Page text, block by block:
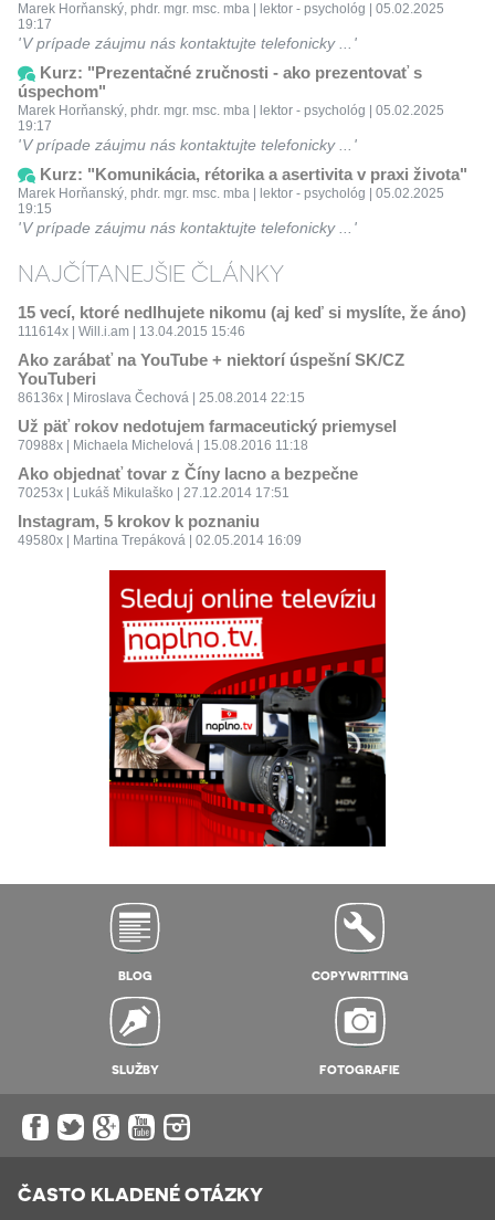
Marek Horňanský, phdr. mgr. msc. mba | lektor - psychológ | 05.02.2025
19:17
V prípade záujmu nás kontaktujte telefonicky ...
Kurz: "Prezentačné zručnosti - ako prezentovať s
úspechom"
Marek Horňanský, phdr. mgr. msc. mba | lektor - psychológ | 05.02.2025
19:17
V prípade záujmu nás kontaktujte telefonicky ...
Kurz: "Komunikácia, rétorika a asertivita v praxi života"
Marek Horňanský, phdr. mgr. msc. mba | lektor - psychológ | 05.02.2025
19:15
V prípade záujmu nás kontaktujte telefonicky ...
NAJČÍTANEJŠIE ČLÁNKY
15 vecí, ktoré nedlhujete nikomu (aj keď si myslíte, že áno)
111614x | Will.i.am | 13.04.2015 15:46
Ako zarábať na YouTube + niektorí úspešní SK/CZ
YouTuberi
86136x | Miroslava Čechová | 25.08.2014 22:15
Už päť rokov nedotujem farmaceutický priemysel
70988x | Michaela Michelová | 15.08.2016 11:18
Ako objednať tovar z Číny lacno a bezpečne
70253x | Lukáš Mikulaško | 27.12.2014 17:51
Instagram, 5 krokov k poznaniu
49580x | Martina Trepáková | 02.05.2014 16:09
BLOG COPYWRITTING
SLUŽBY FOTOGRAFIE
ČASTO KLADENÉ OTÁZKY